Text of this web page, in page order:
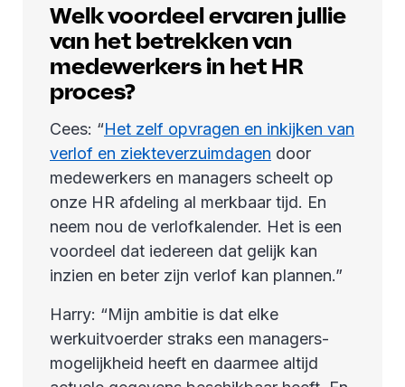
Welk voordeel ervaren jullie
van het betrekken van
medewerkers in het HR
proces?
Cees: “Het zelf opvragen en inkijken van
verlof en ziekteverzuimdagen door
medewerkers en managers scheelt op
onze HR afdeling al merkbaar tijd. En
neem nou de verlofkalender. Het is een
voordeel dat iedereen dat gelijk kan
inzien en beter zijn verlof kan plannen.”
Harry: “Mijn ambitie is dat elke
werkuitvoerder straks een managers-
mogelijkheid heeft en daarmee altijd